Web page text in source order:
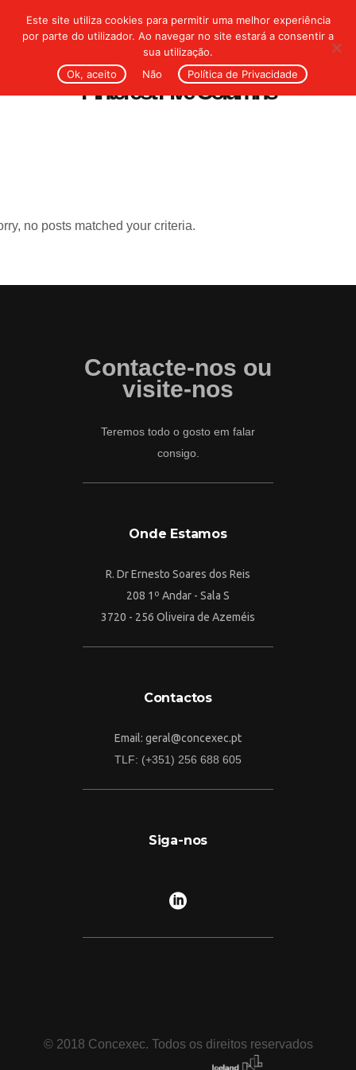
Pinterest Five Columns
no posts matched your criteria.
Contacte-nos ou
visite-nos
Teremos todo o gosto em falar
consigo.
Onde Estamos
R. Dr Ernesto Soares dos Reis
208 1º Andar - Sala S
3720 - 256 Oliveira de Azeméis
Contactos
Email: geral@concexec.pt
TLF: (+351) 256 688 605
Siga-nos
Este site utiliza cookies para permitir uma melhor experiência
por parte do utilizador. Ao navegar no site estará a consentir a
sua utilização.
Ok, aceito
Não Política de Privacidade
© 2018 Concexec. Todos os direitos reservados